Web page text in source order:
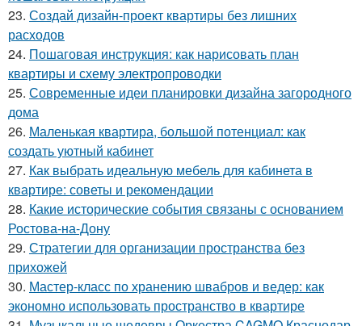
23. Создай дизайн-проект квартиры без лишних
расходов
24. Пошаговая инструкция: как нарисовать план
квартиры и схему электропроводки
25. Современные идеи планировки дизайна загородного
дома
26. Маленькая квартира, большой потенциал: как
создать уютный кабинет
27. Как выбрать идеальную мебель для кабинета в
квартире: советы и рекомендации
28. Какие исторические события связаны с основанием
Ростова-на-Дону
29. Стратегии для организации пространства без
прихожей
30. Мастер-класс по хранению швабров и ведер: как
экономно использовать пространство в квартире